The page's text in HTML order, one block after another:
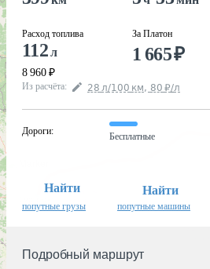
Расход топлива
112л
8 960 ₽
За Платон
1 665₽
Из расчёта: 28 л/100 км, 80 ₽/л
Дороги:
Бесплатные
Найти
попутные грузы
Найти
попутные машины
Подробный маршрут